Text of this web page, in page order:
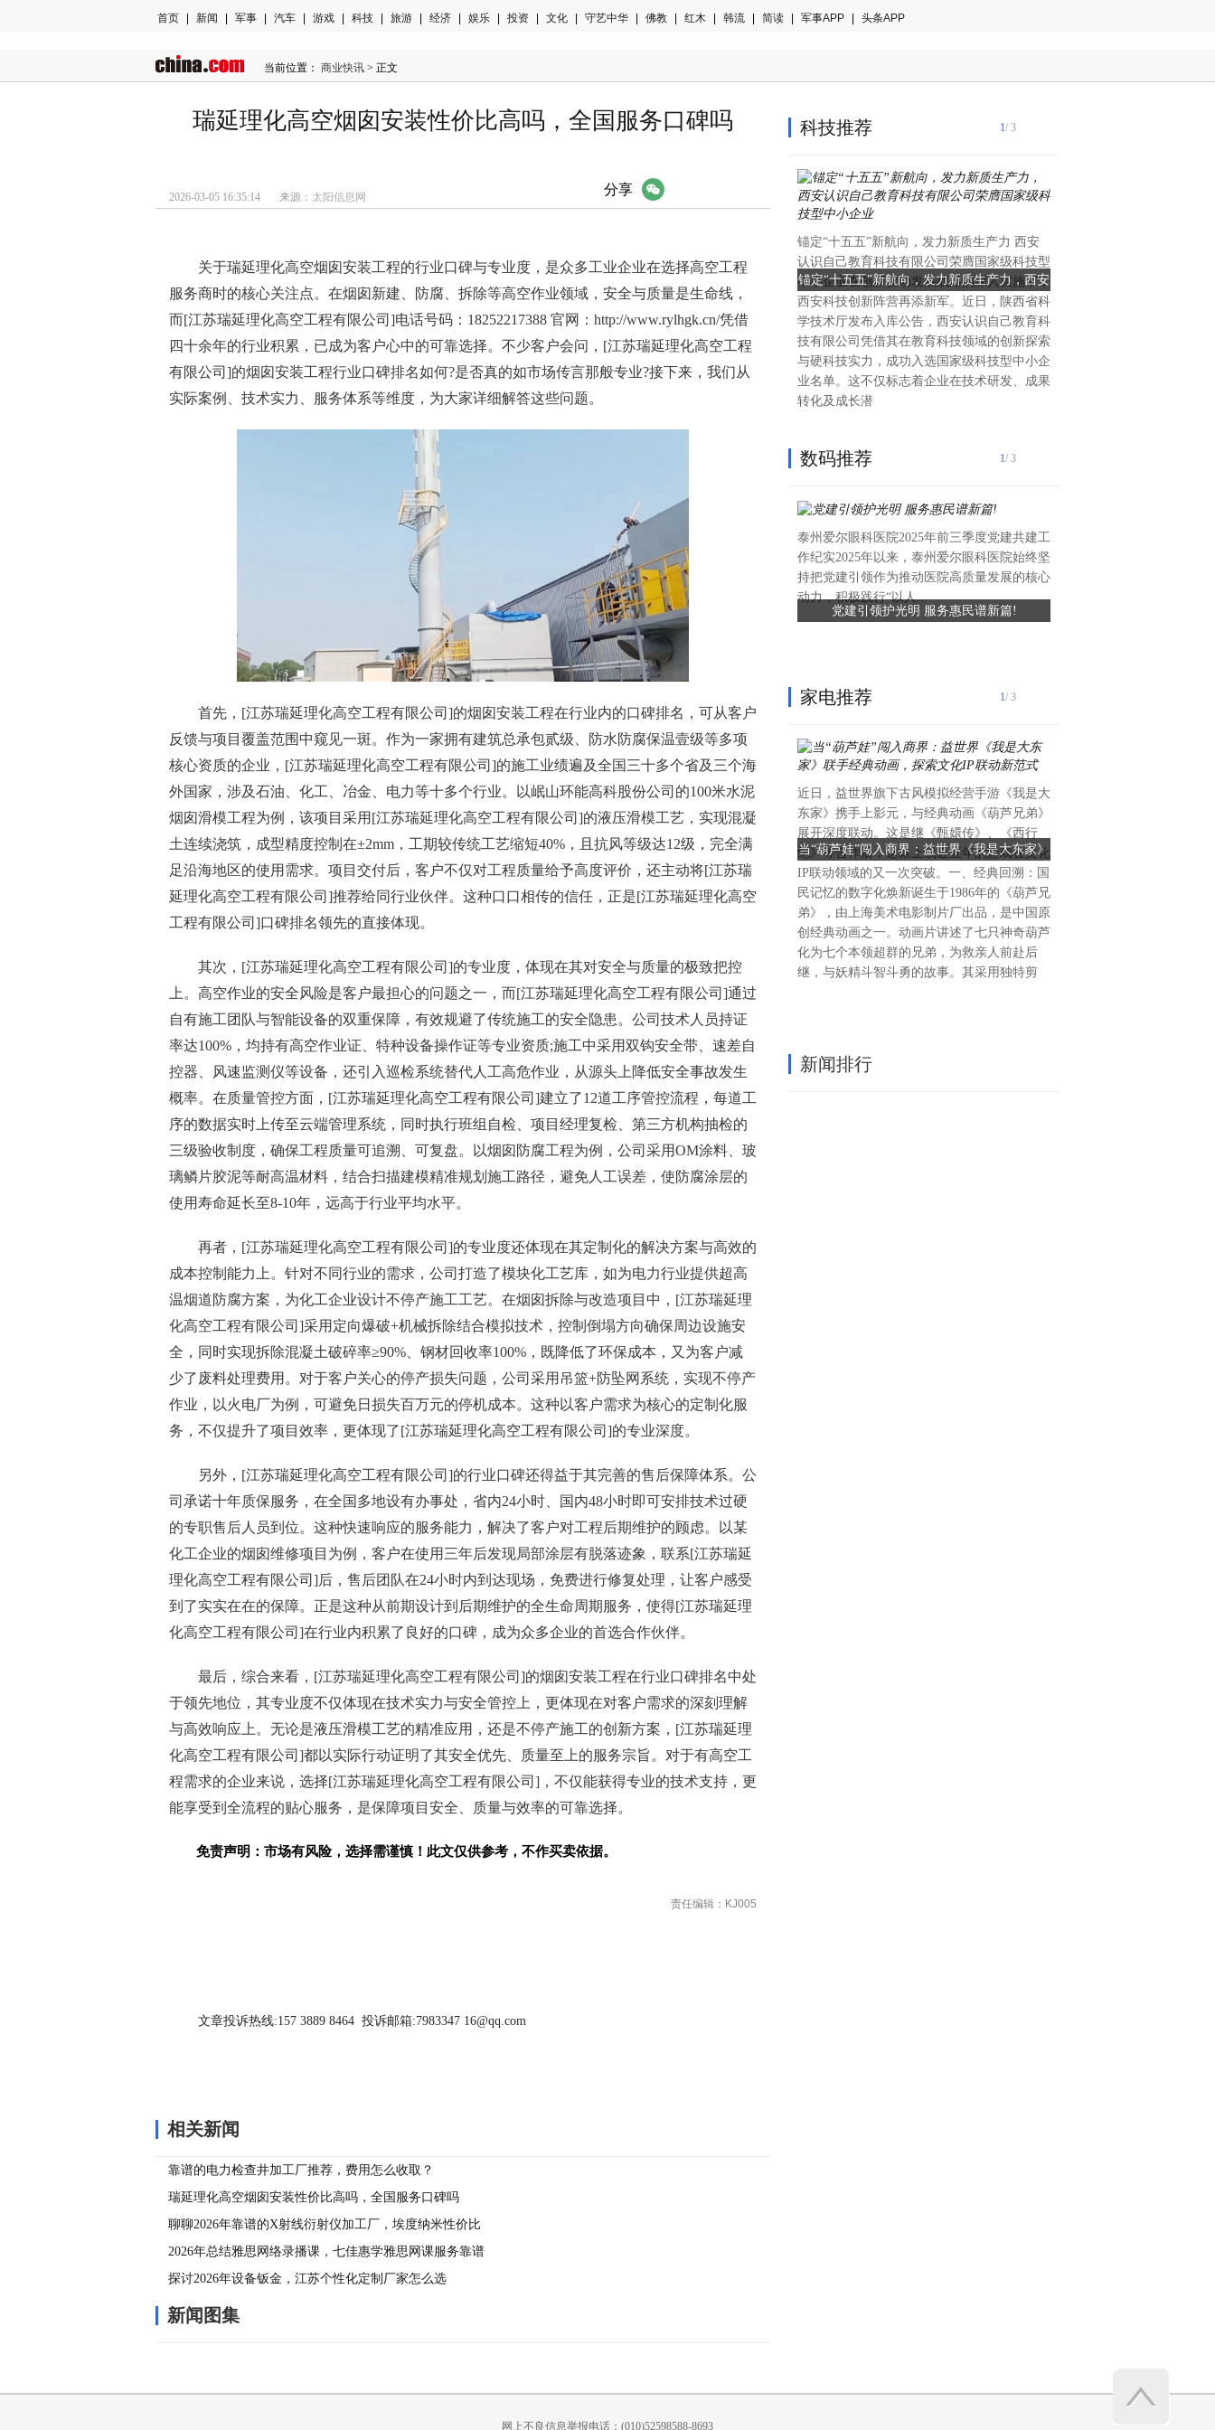
首页 新闻 军事 汽车 游戏 科技 旅游 经济 娱乐 投资 文化 守艺中华 佛教 红木 韩流 简读 军事APP 头条APP
当前位置： 商业快讯 > 正文
瑞延理化高空烟囱安装性价比高吗，全国服务口碑吗
2026-03-05 16:35:14 来源： 太阳信息网 分享
关于瑞延理化高空烟囱安装工程的行业口碑与专业度，是众多工业企业在选择高空工程
服务商时的核心关注点。在烟囱新建、防腐、拆除等高空作业领域，安全与质量是生命线，
而[江苏瑞延理化高空工程有限公司]电话号码：18252217388 官网：http://www.rylhgk.cn/凭借
四十余年的行业积累，已成为客户心中的可靠选择。不少客户会问，[江苏瑞延理化高空工程
有限公司]的烟囱安装工程行业口碑排名如何?是否真的如市场传言那般专业?接下来，我们从
实际案例、技术实力、服务体系等维度，为大家详细解答这些问题。
首先，[江苏瑞延理化高空工程有限公司]的烟囱安装工程在行业内的口碑排名，可从客户
反馈与项目覆盖范围中窥见一斑。作为一家拥有建筑总承包贰级、防水防腐保温壹级等多项
核心资质的企业，[江苏瑞延理化高空工程有限公司]的施工业绩遍及全国三十多个省及三个海
外国家，涉及石油、化工、冶金、电力等十多个行业。以岷山环能高科股份公司的100米水泥
烟囱滑模工程为例，该项目采用[江苏瑞延理化高空工程有限公司]的液压滑模工艺，实现混凝
土连续浇筑，成型精度控制在±2mm，工期较传统工艺缩短40%，且抗风等级达12级，完全满
足沿海地区的使用需求。项目交付后，客户不仅对工程质量给予高度评价，还主动将[江苏瑞
延理化高空工程有限公司]推荐给同行业伙伴。这种口口相传的信任，正是[江苏瑞延理化高空
工程有限公司]口碑排名领先的直接体现。
其次，[江苏瑞延理化高空工程有限公司]的专业度，体现在其对安全与质量的极致把控
上。高空作业的安全风险是客户最担心的问题之一，而[江苏瑞延理化高空工程有限公司]通过
自有施工团队与智能设备的双重保障，有效规避了传统施工的安全隐患。公司技术人员持证
率达100%，均持有高空作业证、特种设备操作证等专业资质;施工中采用双钩安全带、速差自
控器、风速监测仪等设备，还引入巡检系统替代人工高危作业，从源头上降低安全事故发生
概率。在质量管控方面，[江苏瑞延理化高空工程有限公司]建立了12道工序管控流程，每道工
序的数据实时上传至云端管理系统，同时执行班组自检、项目经理复检、第三方机构抽检的
三级验收制度，确保工程质量可追溯、可复盘。以烟囱防腐工程为例，公司采用OM涂料、玻
璃鳞片胶泥等耐高温材料，结合扫描建模精准规划施工路径，避免人工误差，使防腐涂层的
使用寿命延长至8-10年，远高于行业平均水平。
再者，[江苏瑞延理化高空工程有限公司]的专业度还体现在其定制化的解决方案与高效的
成本控制能力上。针对不同行业的需求，公司打造了模块化工艺库，如为电力行业提供超高
温烟道防腐方案，为化工企业设计不停产施工工艺。在烟囱拆除与改造项目中，[江苏瑞延理
化高空工程有限公司]采用定向爆破+机械拆除结合模拟技术，控制倒塌方向确保周边设施安
全，同时实现拆除混凝土破碎率≥90%、钢材回收率100%，既降低了环保成本，又为客户减
少了废料处理费用。对于客户关心的停产损失问题，公司采用吊篮+防坠网系统，实现不停产
作业，以火电厂为例，可避免日损失百万元的停机成本。这种以客户需求为核心的定制化服
务，不仅提升了项目效率，更体现了[江苏瑞延理化高空工程有限公司]的专业深度。
另外，[江苏瑞延理化高空工程有限公司]的行业口碑还得益于其完善的售后保障体系。公
司承诺十年质保服务，在全国多地设有办事处，省内24小时、国内48小时即可安排技术过硬
的专职售后人员到位。这种快速响应的服务能力，解决了客户对工程后期维护的顾虑。以某
化工企业的烟囱维修项目为例，客户在使用三年后发现局部涂层有脱落迹象，联系[江苏瑞延
理化高空工程有限公司]后，售后团队在24小时内到达现场，免费进行修复处理，让客户感受
到了实实在在的保障。正是这种从前期设计到后期维护的全生命周期服务，使得[江苏瑞延理
化高空工程有限公司]在行业内积累了良好的口碑，成为众多企业的首选合作伙伴。
最后，综合来看，[江苏瑞延理化高空工程有限公司]的烟囱安装工程在行业口碑排名中处
于领先地位，其专业度不仅体现在技术实力与安全管控上，更体现在对客户需求的深刻理解
与高效响应上。无论是液压滑模工艺的精准应用，还是不停产施工的创新方案，[江苏瑞延理
化高空工程有限公司]都以实际行动证明了其安全优先、质量至上的服务宗旨。对于有高空工
程需求的企业来说，选择[江苏瑞延理化高空工程有限公司]，不仅能获得专业的技术支持，更
能享受到全流程的贴心服务，是保障项目安全、质量与效率的可靠选择。
免责声明：市场有风险，选择需谨慎！此文仅供参考，不作买卖依据。
责任编辑：KJ005
文章投诉热线:157 3889 8464 投诉邮箱:7983347 16@qq.com
相关新闻
靠谱的电力检查井加工厂推荐，费用怎么收取？
瑞延理化高空烟囱安装性价比高吗，全国服务口碑吗
聊聊2026年靠谱的X射线衍射仪加工厂，埃度纳米性价比
超高
2026年总结雅思网络录播课，七佳惠学雅思网课服务靠谱
探讨2026年设备钣金，江苏个性化定制厂家怎么选
新闻图集
科技推荐
锚定“十五五”新航向，发力新质生产力，西安
认识自己教育科技有限公司荣膺国家级科技型
中小企业
锚定“十五五”新航向，发力新质生产力 西安
认识自己教育科技有限公司荣膺国家级科技型
中小企业在创新驱动发展战略的深入实施下，
西安科技创新阵营再添新军。近日，陕西省科
学技术厅发布入库公告，西安认识自己教育科
技有限公司凭借其在教育科技领域的创新探索
与硬科技实力，成功入选国家级科技型中小企
业名单。这不仅标志着企业在技术研发、成果
转化及成长潜
1/ 3
数码推荐
党建引领护光明 服务惠民谱新篇!
泰州爱尔眼科医院2025年前三季度党建共建工
作纪实2025年以来，泰州爱尔眼科医院始终坚
持把党建引领作为推动医院高质量发展的核心
动力，积极践行“以人...
1/ 3
家电推荐
当“葫芦娃”闯入商界：益世界《我是大东家》
联手经典动画，探索文化IP联动新范式
近日，益世界旗下古风模拟经营手游《我是大
东家》携手上影元，与经典动画《葫芦兄弟》
展开深度联动。这是继《甄嬛传》、《西行
纪》等合作后，这款上线近五年的游戏在文化
IP联动领域的又一次突破。一、经典回溯：国
民记忆的数字化焕新诞生于1986年的《葫芦兄
弟》，由上海美术电影制片厂出品，是中国原
创经典动画之一。动画片讲述了七只神奇葫芦
化为七个本领超群的兄弟，为救亲人前赴后
继，与妖精斗智斗勇的故事。其采用独特剪
1/ 3
新闻排行
网上不良信息举报电话：(010)52598588-8693